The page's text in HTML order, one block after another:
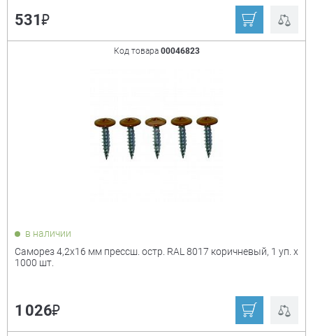
531₽
Код товара 00046823
в наличии
Саморез 4,2х16 мм прессш. остр. RAL 8017 коричневый, 1 уп. х
1000 шт.
1 026₽